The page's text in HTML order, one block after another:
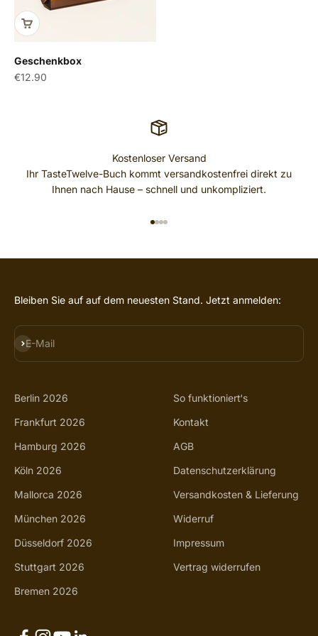
Geschenkbox
Angebot
€12.90
Kostenloser Versand
Ihr TasteTwelve-Buch kommt versandkostenfrei direkt zu
Ihnen nach Hause – schnell und unkompliziert.
Bleiben Sie auf auf dem neuesten Stand. Jetzt anmelden:
E-Mail
ABONNIEREN
Berlin 2026
Frankfurt 2026
Hamburg 2026
Köln 2026
Mallorca 2026
München 2026
Düsseldorf 2026
Stuttgart 2026
Bremen 2026
So funktioniert‘s
Kontakt
AGB
Datenschutzerklärung
Versandkosten & Lieferung
Widerruf
Impressum
Vertrag widerrufen